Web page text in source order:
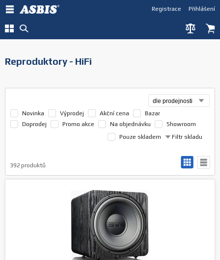
Přihlášení
Registrace
Reproduktory - HiFi
Novinka Výprodej Akční cena
Bazar
Doprodej
Promo akce Na objednávku
Showroom
Filtr skladu
Pouze skladem
392 produktů